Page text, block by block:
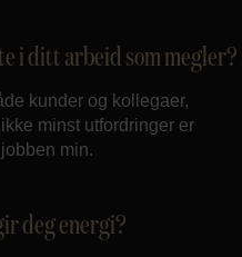
i ditt arbeid som megler?
kunder og kollegaer,
minst utfordringer er
min.
deg energi?